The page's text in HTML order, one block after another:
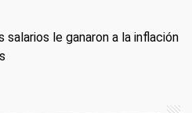
salarios le ganaron a la inflación